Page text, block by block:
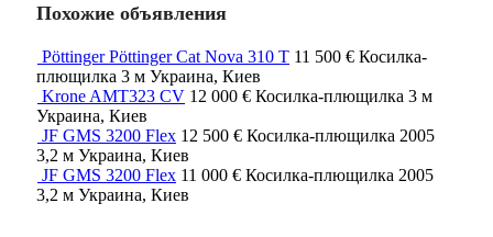
Похожие объявления
Pöttinger Pöttinger Cat Nova 310 T 11 500 € Косилка-
плющилка 3 м Украина, Киев
Krone AMT323 CV 12 000 € Косилка-плющилка 3 м
Украина, Киев
JF GMS 3200 Flex 12 500 € Косилка-плющилка 2005
3,2 м Украина, Киев
JF GMS 3200 Flex 11 000 € Косилка-плющилка 2005
3,2 м Украина, Киев